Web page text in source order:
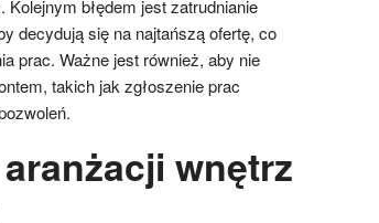
błędem jest zatrudnianie
decydują się na najtańszą ofertę, co
prac. Ważne jest również, aby nie
takich jak zgłoszenie prac
wnętrz